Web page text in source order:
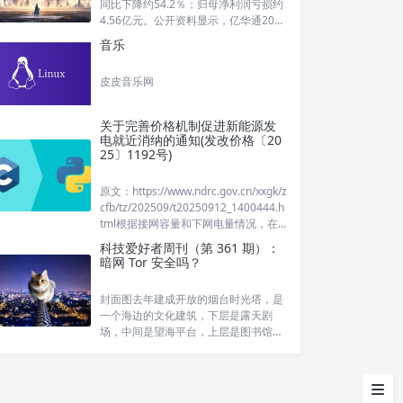
同比下降约54.2％；归母净利润亏损约
4.56亿元。公开资料显示，亿华通2024
年应收账款坏账损失为1.94亿元，同比
增加122.6％，且两年以上的应收账款
音乐
皮皮音乐网
关于完善价格机制促进新能源发
电就近消纳的通知(发改价格〔20
25〕1192号)
原文：https://www.ndrc.gov.cn/xxgk/z
cfb/tz/202509/t20250912_1400444.h
tml根据接网容量和下网电量情况，在
一定程度上减免绿电直连项目的输配电
费和系统运行费用。国家发展改革委国
家能
科技爱好者周刊（第 361 期）：
暗网 Tor 安全吗？
封面图去年建成开放的烟台时光塔，是
一个海边的文化建筑，下层是露天剧
场，中间是望海平台，上层是图书馆、
20231218 青达环保：公司全负